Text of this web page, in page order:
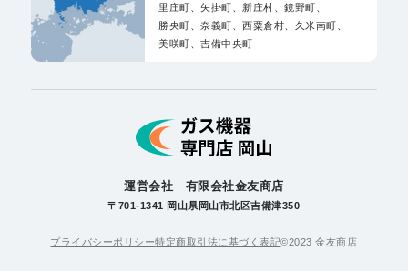
里庄町、矢掛町、 新庄村、鏡野町、
勝央町、奈義町、西粟倉村、 久米南町、
美咲町、吉備中央町
運営会社 有限会社金友商店
〒701-1341 岡山県岡山市北区吉備津350
プライバシーポリシー特定商取引法に基づく表記©2023 金友商店